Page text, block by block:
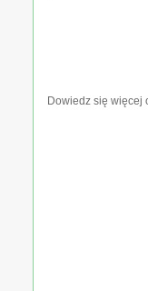
Dowiedz się więcej